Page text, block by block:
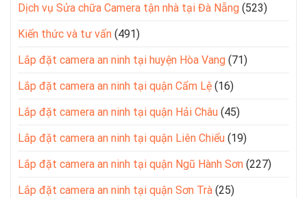
Dịch vụ Sửa chữa Camera tận nhà tại Đà Nẵng (523)
Kiến thức và tư vấn (491)
Lắp đặt camera an ninh tại huyện Hòa Vang (71)
Lắp đặt camera an ninh tại quận Cẩm Lệ (16)
Lắp đặt camera an ninh tại quận Hải Châu (45)
Lắp đặt camera an ninh tại quận Liên Chiểu (19)
Lắp đặt camera an ninh tại quận Ngũ Hành Sơn (227)
Lắp đặt camera an ninh tại quận Sơn Trà (25)